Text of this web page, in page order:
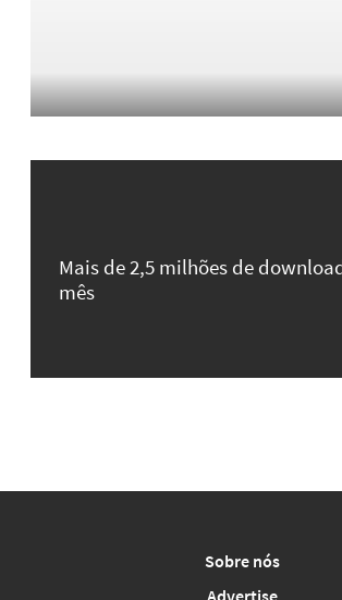
Mais de 2,5 milhões de
mês
Sobre nós